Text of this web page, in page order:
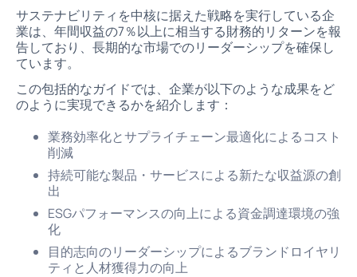
サステナビリティを中核に据えた戦略を実行している企
業は、年間収益の7％以上に相当する財務的リターンを報
告しており、長期的な市場でのリーダーシップを確保し
ています。
この包括的なガイドでは、企業が以下のような成果をど
のように実現できるかを紹介します：
業務効率化とサプライチェーン最適化によるコスト
削減
持続可能な製品・サービスによる新たな収益源の創
出
ESGパフォーマンスの向上による資金調達環境の強
化
目的志向のリーダーシップによるブランドロイヤリ
ティと人材獲得力の向上